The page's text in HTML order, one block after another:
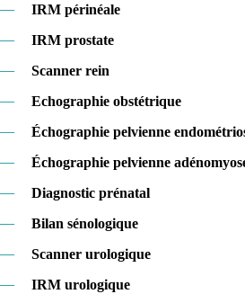
—
IRM périnéale
—
IRM prostate
—
Scanner rein
—
Echographie obstétrique
—
Échographie pelvienne
—
Échographie pelvienne
—
Diagnostic prénatal
—
Bilan sénologique
—
Scanner urologique
—
IRM urologique